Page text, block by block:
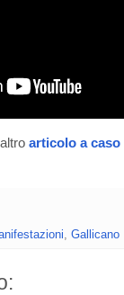
articolo a caso
Gallicano